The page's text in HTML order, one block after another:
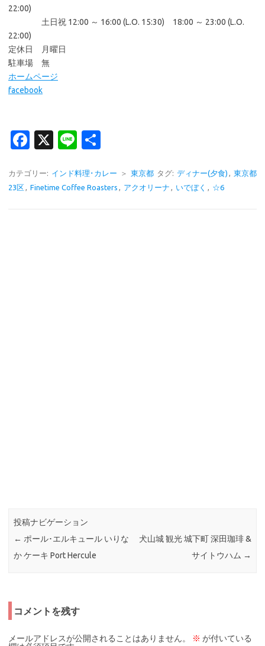
22:00)
土日祝 12:00 ～ 16:00 (L.O. 15:30) 18:00 ～ 23:00 (L.O.
22:00)
定休日 月曜日
駐車場 無
ホームページ
facebook
Fa
e
b
X
Li
e
カテゴリー: インド料理･カレー ＞ 東京都 タグ: ディナー(夕食)
東京都
23区
Finetime Coffee Roasters アクオリーナ いでぼく ☆6
投稿ナビゲーション
← ポール･エルキュール いりな
か ケーキ Port Hercule
犬山城 観光 城下町 深田珈琲 &
サイトウハム →
コメントを残す
メールアドレスが公開されることはありません。 ※ が付いている